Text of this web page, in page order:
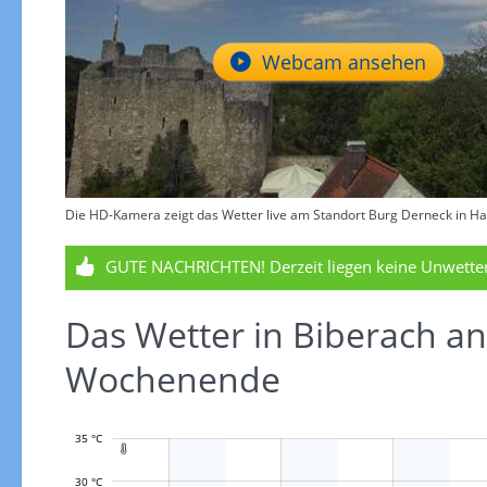
Webcam ansehen
Die HD-Kamera zeigt das Wetter live am Standort Burg Derneck in
GUTE NACHRICHTEN! Derzeit liegen keine
Das Wetter in Biberach
Wochenende

30 °C
35 °C